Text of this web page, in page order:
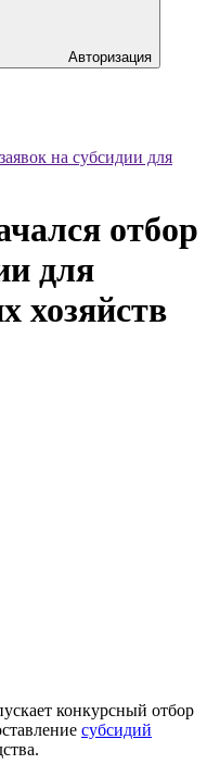
Авторизация
на субсидии для
отбор
для
хозяйств
конкурсный отбор
субсидий